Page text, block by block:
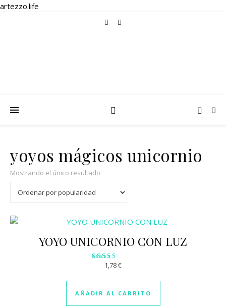
artezzo.life
yoyos mágicos unicornio
Mostrando el único resultado
YOYO UNICORNIO CON LUZ
Valorado
2.97
de 5
1,78€
AÑADIR AL CARRITO